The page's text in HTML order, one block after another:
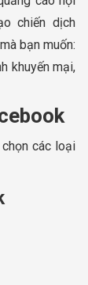
chiến dịch
bạn muốn:
khuyến mại,
các loại